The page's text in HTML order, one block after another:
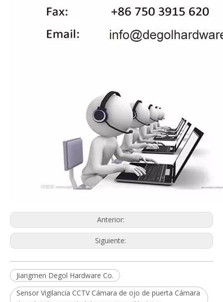
Anterior:
Siguiente:
Jiangmen Degol Hardware Co.
Sensor Vigilancia CCTV Cámara de ojo de puerta Cámara